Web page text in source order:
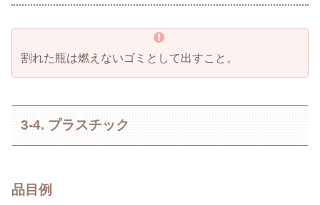
割れた瓶は燃えないゴミとして出すこと。
3-4. プラスチック
品目例